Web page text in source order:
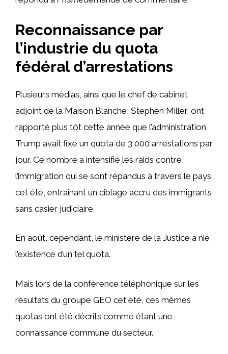
Reconnaissance par
l’industrie du quota
fédéral d’arrestations
Plusieurs médias, ainsi que le chef de cabinet
adjoint de la Maison Blanche, Stephen Miller, ont
rapporté plus tôt cette année que l’administration
Trump avait fixé un quota de 3 000 arrestations par
jour. Ce nombre a intensifié les raids contre
l’immigration qui se sont répandus à travers le pays
cet été, entraînant un ciblage accru des immigrants
sans casier judiciaire.
En août, cependant, le ministère de la Justice a nié
l’existence d’un tel quota.
Mais lors de la conférence téléphonique sur les
résultats du groupe GEO cet été, ces mêmes
quotas ont été décrits comme étant une
connaissance commune du secteur.